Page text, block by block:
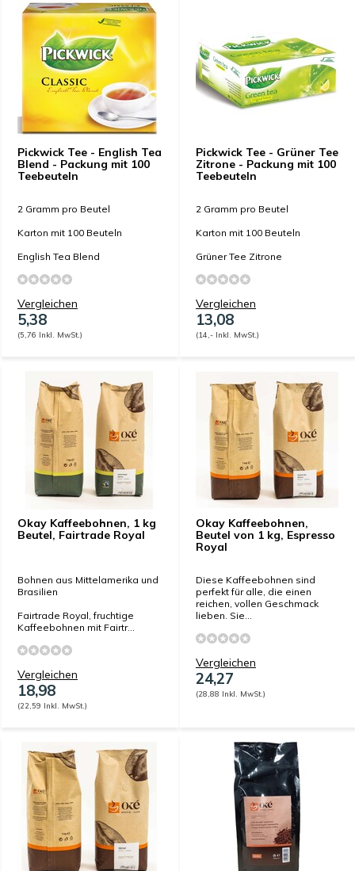
Pickwick Tee - English Tea
Blend - Packung mit 100
Teebeuteln
2 Gramm pro Beutel
Karton mit 100 Beuteln
English Tea Blend
Vergleichen
5,38
(5,76 Inkl. MwSt.)
Pickwick Tee - Grüner Tee
Zitrone - Packung mit 100
Teebeuteln
2 Gramm pro Beutel
Karton mit 100 Beuteln
Grüner Tee Zitrone
Vergleichen
13,08
(14,- Inkl. MwSt.)
Okay Kaffeebohnen, 1 kg
Beutel, Fairtrade Royal
Bohnen aus Mittelamerika und
Brasilien
Fairtrade Royal, fruchtige
Kaffeebohnen mit Fairtr...
Vergleichen
18,98
(22,59 Inkl. MwSt.)
Okay Kaffeebohnen,
Beutel von 1 kg, Espresso
Royal
Diese Kaffeebohnen sind
perfekt für alle, die einen
reichen, vollen Geschmack
lieben. Sie...
Vergleichen
24,27
(28,88 Inkl. MwSt.)